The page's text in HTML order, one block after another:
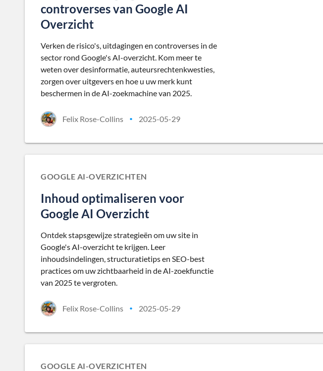
controverses van Google AI
Overzicht
Verken de risico's, uitdagingen en controverses in de
sector rond Google's AI-overzicht. Kom meer te
weten over desinformatie, auteursrechtenkwesties,
zorgen over uitgevers en hoe u uw merk kunt
beschermen in de AI-zoekmachine van 2025.
Felix Rose-Collins • 2025-05-29
GOOGLE AI-OVERZICHTEN
Inhoud optimaliseren voor
Google AI Overzicht
Ontdek stapsgewijze strategieën om uw site in
Google's AI-overzicht te krijgen. Leer
inhoudsindelingen, structuratietips en SEO-best
practices om uw zichtbaarheid in de AI-zoekfunctie
van 2025 te vergroten.
Felix Rose-Collins • 2025-05-29
GOOGLE AI-OVERZICHTEN